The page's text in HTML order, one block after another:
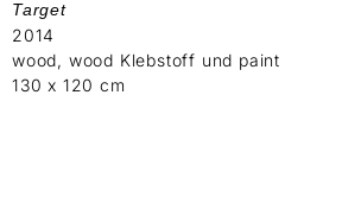
Target
2014
wood, wood Klebstoff und paint
130 x 120 cm